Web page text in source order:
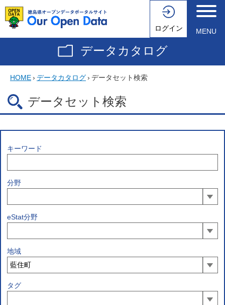
ログイン MENU
データカタログ
HOME› データカタログ› データセット検索
データセット検索
キーワード
分野
eStat分野
地域
タグ